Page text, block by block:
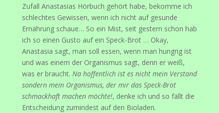
Zufall Anastasias Hörbuch gehört habe, bekomme ich
schlechtes Gewissen, wenn ich nicht auf gesunde
Ernährung schaue… So ein Mist, seit gestern schon hab
ich so einen Gusto auf ein Speck-Brot … Okay,
Anastasia sagt, man soll essen, wenn man hungrig ist
und was einem der Organismus sagt, denn er weiß,
was er braucht. Na hoffentlich ist es nicht mein Verstand
sondern mein Organismus, der mir das Speck-Brot
schmackhaft machen möchte!, denke ich und so fällt die
Entscheidung zumindest auf den Bioladen.